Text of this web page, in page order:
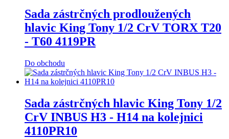
Sada zástrčných prodloužených
hlavic King Tony 1/2 CrV TORX T20
- T60 4119PR
Do obchodu
Sada zástrčných hlavic King Tony 1/2
CrV INBUS H3 - H14 na kolejnici
4110PR10